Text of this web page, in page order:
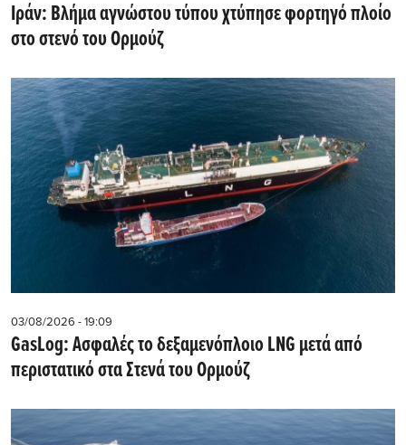
Ιράν: Βλήμα αγνώστου τύπου χτύπησε φορτηγό πλοίο
στο στενό του Ορμούζ
03/08/2026 - 19:09
GasLog: Ασφαλές το δεξαμενόπλοιο LNG μετά από
περιστατικό στα Στενά του Ορμούζ